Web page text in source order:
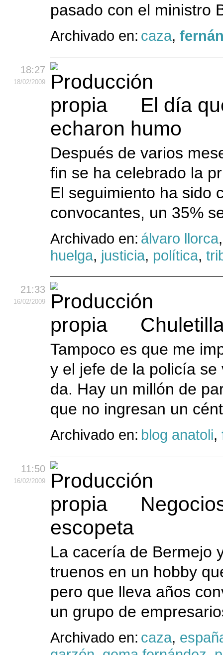
pasado con el ministro
Archivado en: caza,
18:27
18/02/2009
El día
echaron humo
Después de varios
fin se ha celebrado la
El seguimiento ha sido
convocantes, un 35%
Archivado en: álvaro llorca
huelga, justicia, política,
21:33
16/02/2009
Tampoco es que me
y el jefe de la policía se
da. Hay un millón de
que no ingresan un
Archivado en: blog anatoli,
11:50
16/02/2009
escopeta
La cacería de Bermejo
truenos en un hobby
pero que lleva años
un grupo de
Archivado en: caza,